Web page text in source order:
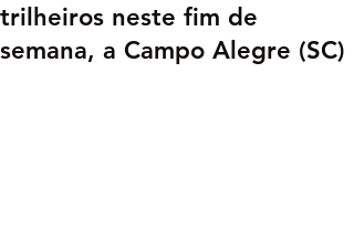
trilheiros neste fim de
semana, a Campo Alegre (SC)